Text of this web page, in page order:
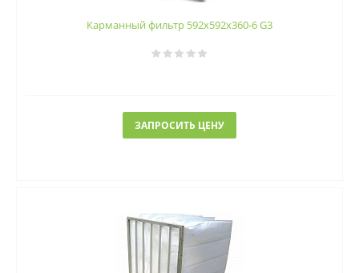
Карманный фильтр 592х592х360-6 G3
ЗАПРОСИТЬ ЦЕНУ